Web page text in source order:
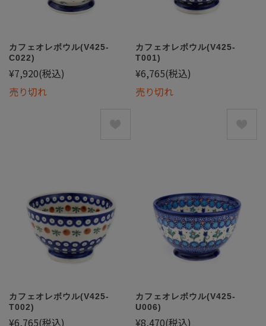
カフェオレボウル(V425-
C022)
¥7,920(税込)
売り切れ
カフェオレボウル(V425-
T001)
¥6,765(税込)
売り切れ
カフェオレボウル(V425-
T002)
¥6,765(税込)
カフェオレボウル(V425-
U006)
¥8,470(税込)